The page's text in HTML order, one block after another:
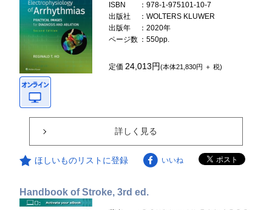
ISBN
：978-1-975101-10-7
出版社
：WOLTERS KLUWER
出版年
：2020年
ページ数 ：550pp.
定価24,013円(本体21,830円 ＋ 税)
詳しく見る
ほしいものリストに登録 いいね
Handbook of Stroke, 3rd ed.